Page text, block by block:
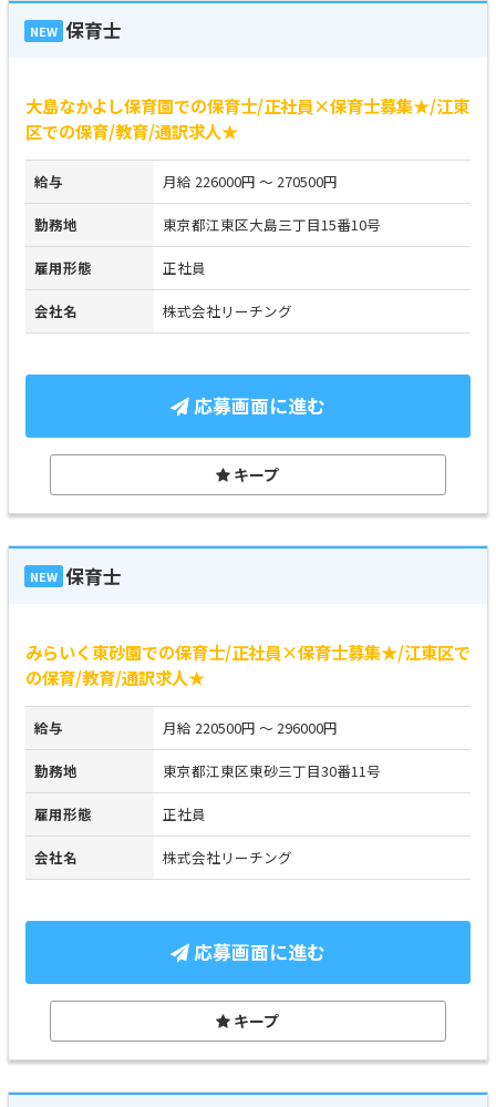
NEW 保育士
大島なかよし保育園での保育士/正社員×保育士募集★/江東
区での保育/教育/通訳求人★
給与 月給 226000円 ～ 270500円
勤務地 東京都江東区大島三丁目15番10号
雇用形態 正社員
会社名 株式会社リーチング
応募画面に進む
キープ
NEW 保育士
みらいく東砂園での保育士/正社員×保育士募集★/江東区で
の保育/教育/通訳求人★
給与 月給 220500円 ～ 296000円
勤務地 東京都江東区東砂三丁目30番11号
雇用形態 正社員
会社名 株式会社リーチング
応募画面に進む
キープ